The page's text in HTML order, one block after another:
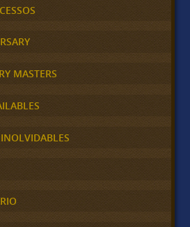
MASTERS